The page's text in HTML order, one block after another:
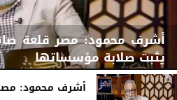
أشرف محمود: مصر قلعة
يثبت صلابة مؤسساتها
أشرف محمود: